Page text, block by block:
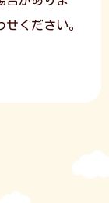
ください。